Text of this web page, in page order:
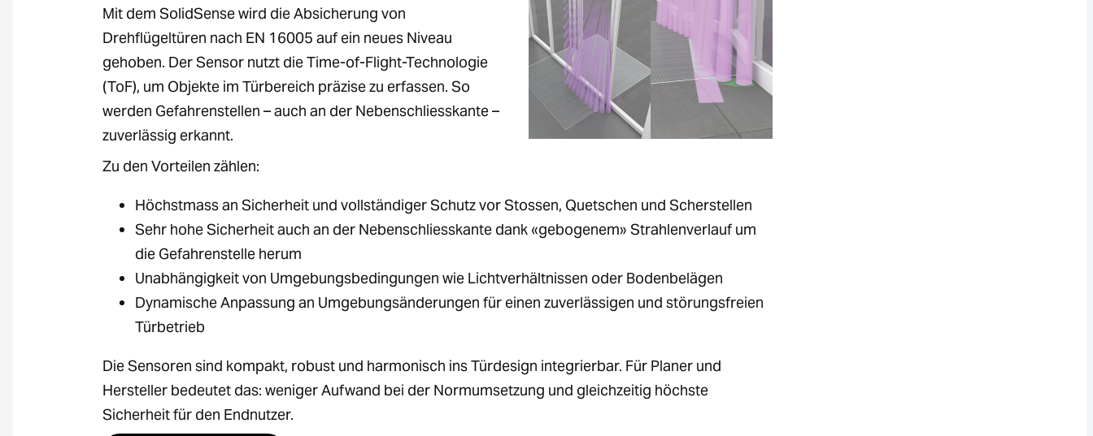
Mit dem SolidSense wird die Absicherung von
Drehflügeltüren nach EN 16005 auf ein neues Niveau
gehoben. Der Sensor nutzt die Time-of-Flight-Technologie
(ToF), um Objekte im Türbereich präzise zu erfassen. So
werden Gefahrenstellen – auch an der Nebenschliesskante –
zuverlässig erkannt.
Zu den Vorteilen zählen:
Höchstmass an Sicherheit und vollständiger Schutz vor Stossen, Quetschen und Scherstellen
Sehr hohe Sicherheit auch an der Nebenschliesskante dank «gebogenem» Strahlenverlauf um
die Gefahrenstelle herum
Unabhängigkeit von Umgebungsbedingungen wie Lichtverhältnissen oder Bodenbelägen
Dynamische Anpassung an Umgebungsänderungen für einen zuverlässigen und störungsfreien
Türbetrieb
Die Sensoren sind kompakt, robust und harmonisch ins Türdesign integrierbar. Für Planer und
Hersteller bedeutet das: weniger Aufwand bei der Normumsetzung und gleichzeitig höchste
Sicherheit für den Endnutzer.